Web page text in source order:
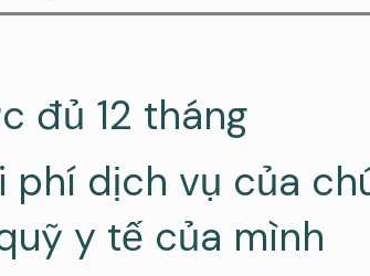
đủ 12 tháng
dịch vụ của
y tế của mình